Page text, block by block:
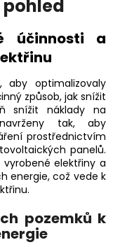
účinnosti a
aby optimalizovaly
způsob, jak snížit
snížit náklady na
tak, aby
prostřednictvím
panelů.
elektřiny a
energie, což vede k
pozemků k